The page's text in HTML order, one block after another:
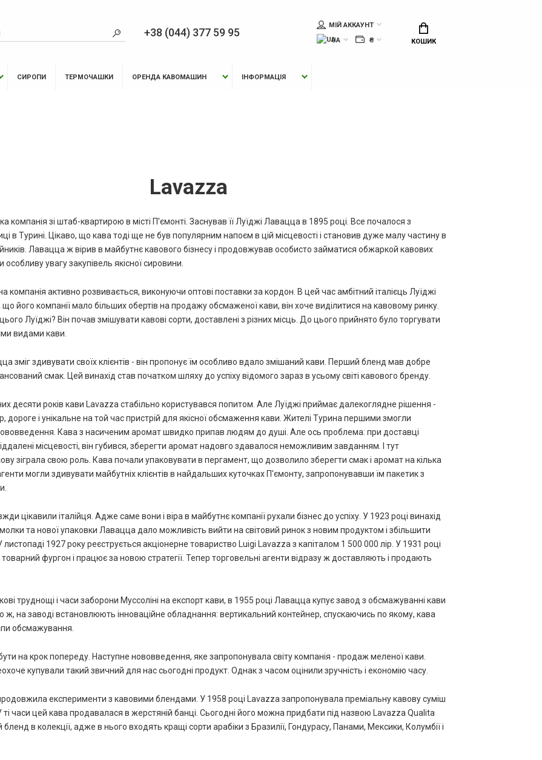
+38 (044) 377 59 95
МІЙ АККАУНТ
UA
₴ КОШИК
СИРОПИ ТЕРМОЧАШКИ ОРЕНДА КАВОМАШИН ІНФОРМАЦІЯ
Lavazza
компанія зі штаб-квартирою в місті П'ємонті. Заснував її Луїджі Лавацца в 1895 році. Все почалося з
в Турині. Цікаво, що кава тоді ще не був популярним напоєм в цій місцевості і становив дуже малу частину в
Лавацца ж вірив в майбутнє кавового бізнесу і продовжував особисто займатися обжаркой кавових
увагу закупівель якісної сировини.
компанія активно розвивається, виконуючи оптові поставки за кордон. В цей час амбітний італієць Луїджі
його компанії мало більших обертів на продажу обсмаженої кави, він хоче виділитися на кавовому ринку.
Луїджі? Він почав змішувати кавові сорти, доставлені з різних місць. До цього прийнято було торгувати
видами кави.
зміг здивувати своїх клієнтів - він пропонує їм особливо вдало змішаний кави. Перший бленд мав добре
смак. Цей винахід став початком шляху до успіху відомого зараз в усьому світі кавового бренду.
десяти років кави Lavazza стабільно користувався попитом. Але Луїджі приймає далекоглядне рішення -
дороге і унікальне на той час пристрій для якісної обсмаження кави. Жителі Турина першими змогли
Кава з насиченим аромат швидко припав людям до душі. Але ось проблема: при доставці
місцевості, він губився, зберегти аромат надовго здавалося неможливим завданням. І тут
зіграла свою роль. Кава почали упаковувати в пергамент, що дозволило зберегти смак і аромат на кілька
могли здивувати майбутніх клієнтів в найдальших куточках П'ємонту, запропонувавши їм пакетик з
цікавили італійця. Адже саме вони і віра в майбутнє компанії рухали бізнес до успіху. У 1923 році винахід
та нової упаковки Лавацца дало можливість вийти на світовий ринок з новим продуктом і збільшити
листопаді 1927 року реєструється акціонерне товариство Luigi Lavazza з капіталом 1 500 000 лір. У 1931 році
фургон і працює за новою стратегії. Тепер торговельні агенти відразу ж доставляють і продають
труднощі і часи заборони Муссоліні на експорт кави, в 1955 році Лавацца купує завод з обсмажуванні кави
ж, на заводі встановлюють інноваційне обладнання: вертикальний контейнер, спускаючись по якому, кава
обсмажування.
на крок попереду. Наступне нововведення, яке запропонувала світу компанія - продаж меленої кави.
купували такий звичний для нас сьогодні продукт. Однак з часом оцінили зручність і економію часу.
експерименти з кавовими блендами. У 1958 році Lavazza запропонувала преміальну кавову суміш
ті часи цей кава продавалася в жерстяній банці. Сьогодні його можна придбати під назвою Lavazza Qualita
в колекції, адже в нього входять кращі сорти арабіки з Бразилії, Гондурасу, Панами, Мексики, Колумбії і